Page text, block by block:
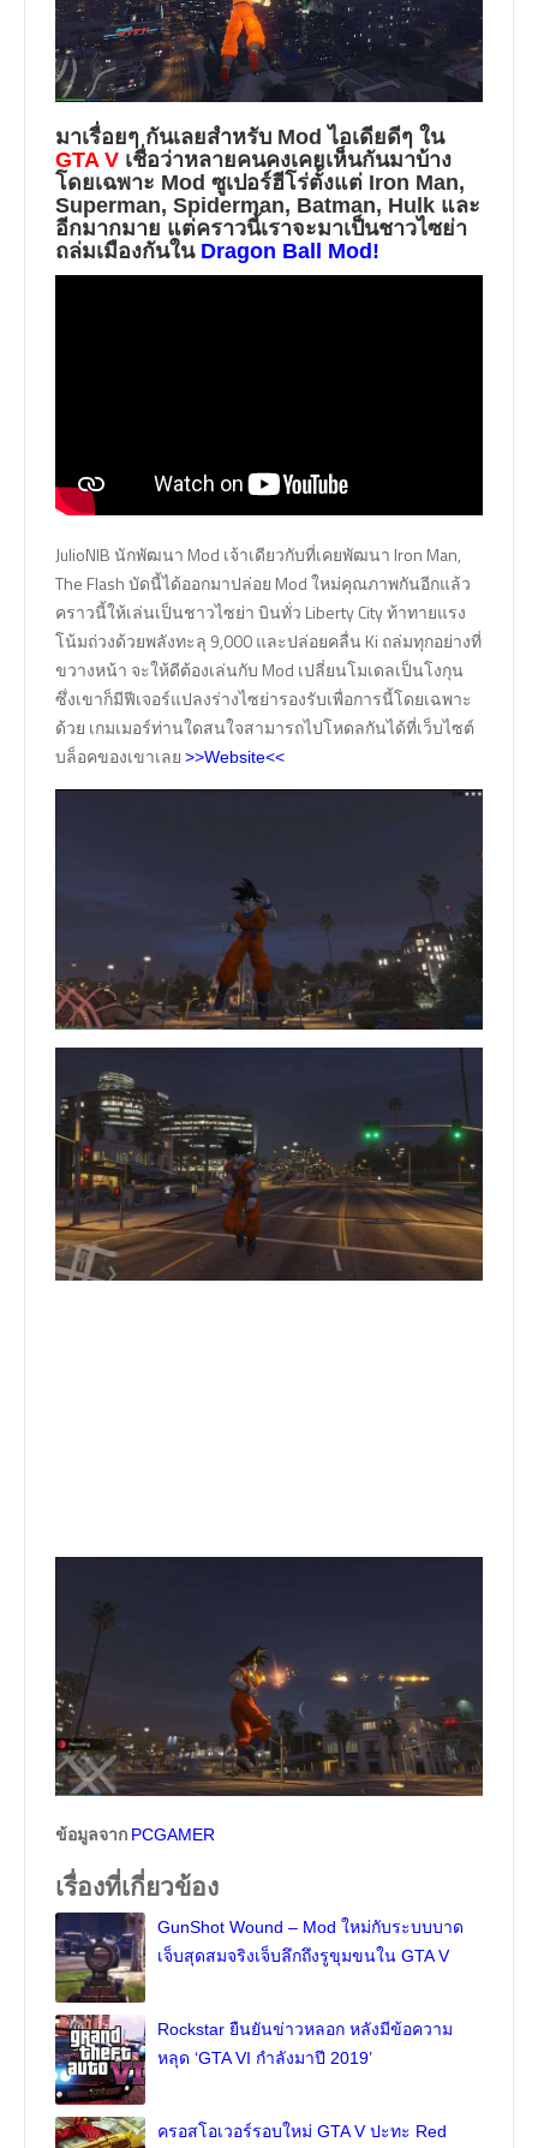
มาเรื่อยๆ กันเลยสำหรับ Mod ไอเดียดีๆ ใน
GTA V เชื่อว่าหลายคนคงเคยเห็นกันมาบ้าง
โดยเฉพาะ Mod ซูเปอร์ฮีโร่ตั้งแต่ Iron Man,
Superman, Spiderman, Batman, Hulk และ
อีกมากมาย แต่คราวนี้เราจะมาเป็นชาวไซย่า
ถล่มเมืองกันใน Dragon Ball Mod !
JulioNIB นักพัฒนา Mod เจ้าเดียวกับที่เคยพัฒนา Iron Man,
The Flash บัดนี้ได้ออกมาปล่อย Mod ใหม่คุณภาพกันอีกแล้ว
คราวนี้ให้เล่นเป็นชาวไซย่า บินทั่ว Liberty City ท้าทายแรง
โน้มถ่วงด้วยพลังทะลุ 9,000 และปล่อยคลื่น Ki ถล่มทุกอย่างที่
ขวางหน้า จะให้ดีต้องเล่นกับ Mod เปลี่ยนโมเดลเป็นโงกุน
ซึ่งเขาก็มีฟีเจอร์แปลงร่างไซย่ารองรับเพื่อการนี้โดยเฉพาะ
ด้วย เกมเมอร์ท่านใดสนใจสามารถไปโหดลกันได้ที่เว็บไซต์
บล็อคของเขาเลย >>Website<<
ข้อมูลจาก PCGAMER
เรื่องที่เกี่ยวข้อง
GunShot Wound – Mod ใหม่กับระบบบาด
เจ็บสุดสมจริงเจ็บลึกถึงรูขุมขนใน GTA V
Rockstar ยืนยันข่าวหลอก หลังมีข้อความ
หลุด ‘GTA VI กำลังมาปี 2019’
ครอสโอเวอร์รอบใหม่ GTA V ปะทะ Red